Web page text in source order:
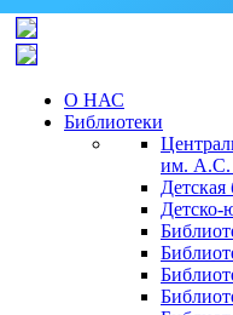
О НАС
Библиотеки
им. А.С.
Детско-